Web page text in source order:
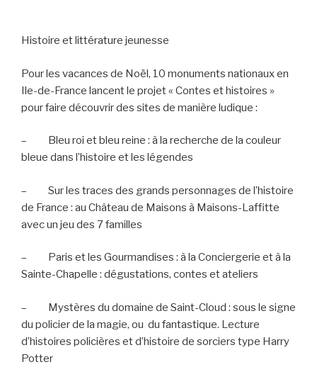
Histoire et littérature jeunesse
Pour les vacances de Noël, 10 monuments nationaux en
Ile-de-France lancent le projet « Contes et histoires »
pour faire découvrir des sites de manière ludique :
–
Bleu roi et bleu reine : à la recherche de la couleur
bleue dans l’histoire et les légendes
–
Sur les traces des grands personnages de l’histoire
de France : au Château de Maisons à Maisons-Laffitte
avec un jeu des 7 familles
–
Paris et les Gourmandises : à la Conciergerie et à la
Sainte-Chapelle : dégustations, contes et ateliers
–
Mystères du domaine de Saint-Cloud : sous le signe
du policier de la magie, ou du fantastique. Lecture
d’histoires policières et d’histoire de sorciers type Harry
Potter